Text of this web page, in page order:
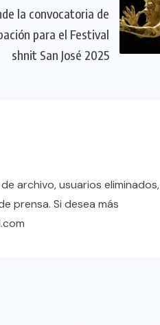
la convocatoria de
para el Festival
shnit San José 2025
archivo, usuarios eliminados,
prensa. Si desea más